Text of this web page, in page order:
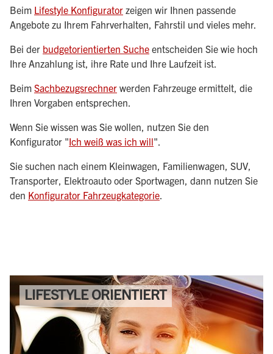
Beim Lifestyle Konfigurator zeigen wir Ihnen passende
Angebote zu Ihrem Fahrverhalten, Fahrstil und vieles mehr.
Bei der budgetorientierten Suche entscheiden Sie wie hoch
Ihre Anzahlung ist, ihre Rate und Ihre Laufzeit ist.
Beim Sachbezugsrechner werden Fahrzeuge ermittelt, die
Ihren Vorgaben entsprechen.
Wenn Sie wissen was Sie wollen, nutzen Sie den
Konfigurator "Ich weiß was ich will".
Sie suchen nach einem Kleinwagen, Familienwagen, SUV,
Transporter, Elektroauto oder Sportwagen, dann nutzen Sie
den Konfigurator Fahrzeugkategorie
LIFESTYLE ORIENTIERT